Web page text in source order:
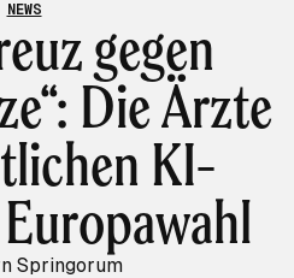
NEWS
gegen
Die Ärzte
KI-
Springorum